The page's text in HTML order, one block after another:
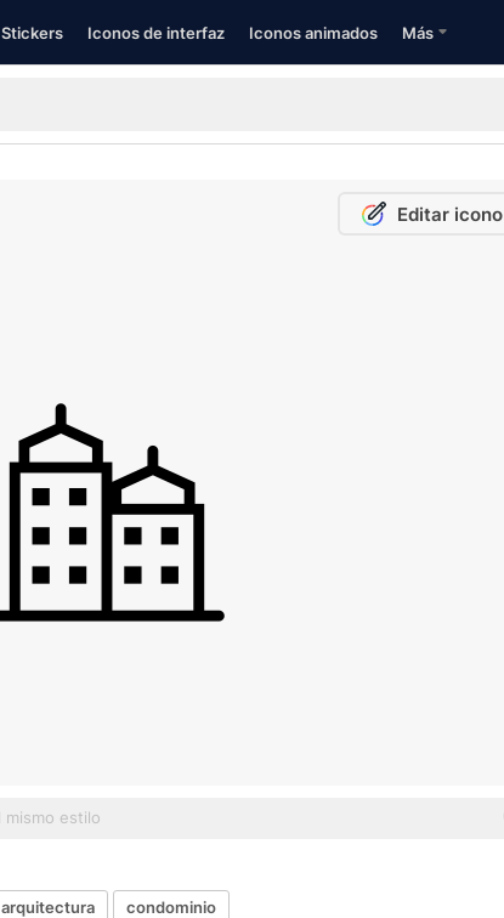
Stickers Iconos de interfaz Iconos animados Más
Editar icono
arquitectura condominio